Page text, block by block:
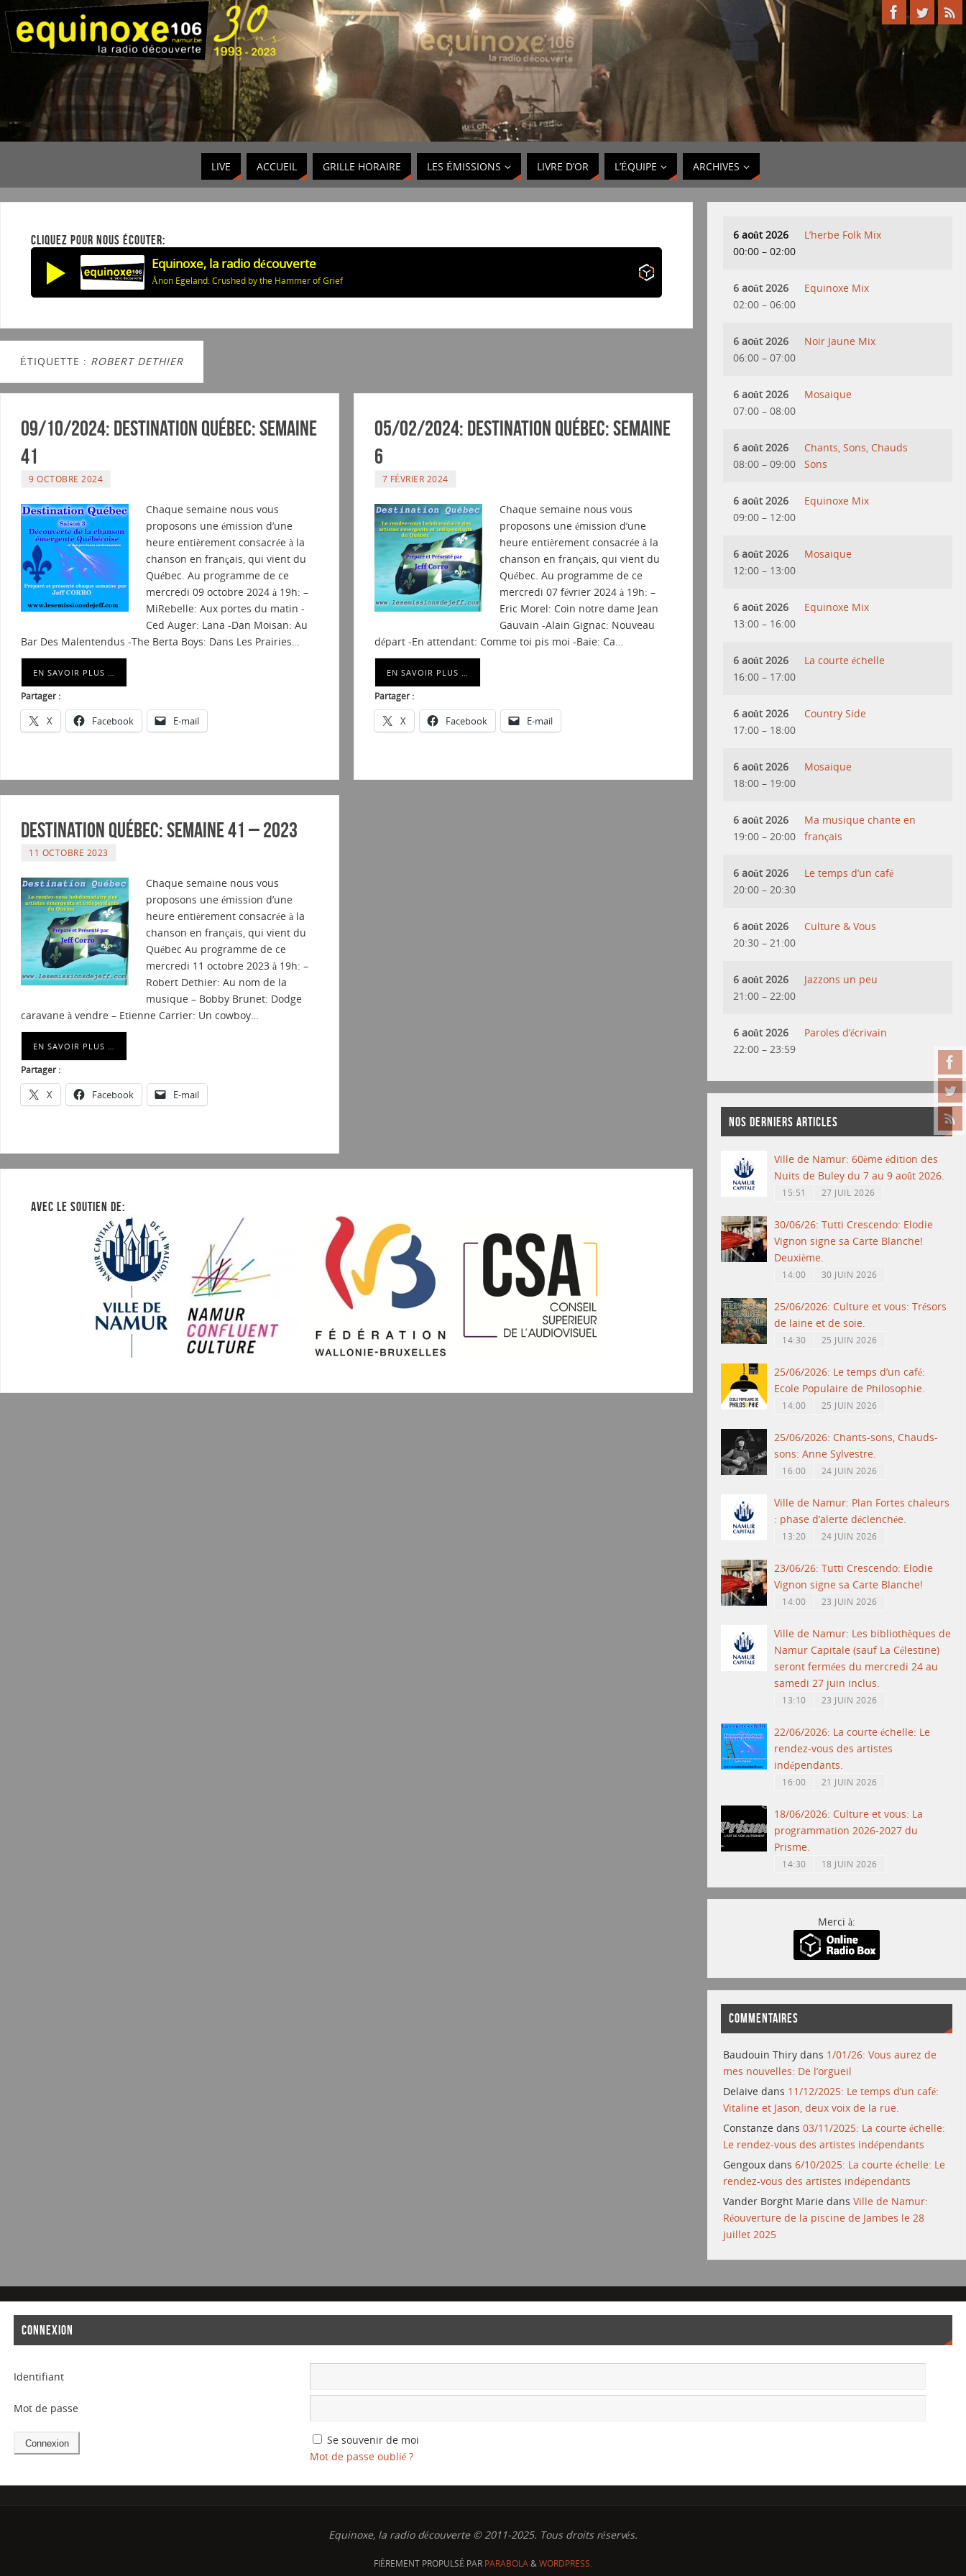
LIVE ACCUEIL GRILLE HORAIRE LES ÉMISSIONS LIVRE D’OR L’ÉQUIPE ARCHIVES
CLIQUEZ POUR NOUS ÉCOUTER:
Equinoxe, la radio découverte
Ånon Egeland: Crushed by the Hammer of Grief
ÉTIQUETTE : ROBERT DETHIER
09/10/2024: Destination Québec: semaine
41
9 OCTOBRE 2024
Chaque semaine nous vous
proposons une émission d’une
heure entièrement consacrée à la
chanson en français, qui vient du
Québec. Au programme de ce
mercredi 09 octobre 2024 à 19h: –
MiRebelle: Aux portes du matin -
Ced Auger: Lana -Dan Moisan: Au
Bar Des Malentendus -The Berta Boys: Dans Les Prairies…
EN SAVOIR PLUS …
Partager :
X Facebook E-mail
05/02/2024: Destination Québec: semaine
6
7 FÉVRIER 2024
Chaque semaine nous vous
proposons une émission d’une
heure entièrement consacrée à la
chanson en français, qui vient du
Québec. Au programme de ce
mercredi 07 février 2024 à 19h: –
Eric Morel: Coin notre dame Jean
Gauvain -Alain Gignac: Nouveau
départ -En attendant: Comme toi pis moi -Baie: Ca…
EN SAVOIR PLUS …
Partager :
X Facebook E-mail
Destination Québec: Semaine 41 – 2023
11 OCTOBRE 2023
Chaque semaine nous vous
proposons une émission d’une
heure entièrement consacrée à la
chanson en français, qui vient du
Québec Au programme de ce
mercredi 11 octobre 2023 à 19h: –
Robert Dethier: Au nom de la
musique – Bobby Brunet: Dodge
caravane à vendre – Etienne Carrier: Un cowboy…
EN SAVOIR PLUS …
Partager :
X Facebook E-mail
AVEC LE SOUTIEN DE:
6 août 2026
00:00 – 02:00
L’herbe Folk Mix
6 août 2026
02:00 – 06:00
Equinoxe Mix
6 août 2026
06:00 – 07:00
Noir Jaune Mix
6 août 2026
07:00 – 08:00
Mosaique
6 août 2026
08:00 – 09:00
Chants, Sons, Chauds
Sons
6 août 2026
09:00 – 12:00
Equinoxe Mix
6 août 2026
12:00 – 13:00
Mosaique
6 août 2026
13:00 – 16:00
Equinoxe Mix
6 août 2026
16:00 – 17:00
La courte échelle
6 août 2026
17:00 – 18:00
Country Side
6 août 2026
18:00 – 19:00
Mosaique
6 août 2026
19:00 – 20:00
Ma musique chante en
français
6 août 2026
20:00 – 20:30
Le temps d’un café
6 août 2026
20:30 – 21:00
Culture & Vous
6 août 2026
21:00 – 22:00
Jazzons un peu
6 août 2026
22:00 – 23:59
Paroles d’écrivain
NOS DERNIERS ARTICLES
Ville de Namur: 60ème édition des
Nuits de Buley du 7 au 9 août 2026.
15:51 27 JUIL 2026
30/06/26: Tutti Crescendo: Elodie
Vignon signe sa Carte Blanche!
Deuxième.
14:00 30 JUIN 2026
25/06/2026: Culture et vous: Trésors
de laine et de soie.
14:30 25 JUIN 2026
25/06/2026: Le temps d’un café:
Ecole Populaire de Philosophie.
14:00 25 JUIN 2026
25/06/2026: Chants-sons, Chauds-
sons: Anne Sylvestre.
16:00 24 JUIN 2026
Ville de Namur: Plan Fortes chaleurs
: phase d’alerte déclenchée.
13:20 24 JUIN 2026
23/06/26: Tutti Crescendo: Elodie
Vignon signe sa Carte Blanche!
14:00 23 JUIN 2026
Ville de Namur: Les bibliothèques de
Namur Capitale (sauf La Célestine)
seront fermées du mercredi 24 au
samedi 27 juin inclus.
13:10 23 JUIN 2026
22/06/2026: La courte échelle: Le
rendez-vous des artistes
indépendants.
16:00 21 JUIN 2026
18/06/2026: Culture et vous: La
programmation 2026-2027 du
Prisme.
14:30 18 JUIN 2026
Merci à:
COMMENTAIRES
Baudouin Thiry dans 1/01/26: Vous aurez de
mes nouvelles: De l’orgueil
Delaive dans 11/12/2025: Le temps d’un café:
Vitaline et Jason, deux voix de la rue.
Constanze dans03/11/2025: La courte échelle:
Le rendez-vous des artistes indépendants
Gengoux dans6/10/2025: La courte échelle: Le
rendez-vous des artistes indépendants
Vander Borght Marie dansVille de Namur:
Réouverture de la piscine de Jambes le 28
juillet 2025
CONNEXION
Identifiant
Mot de passe
Se souvenir de moi
Mot de passe oublié ?
Equinoxe, la radio découverte © 2011-2025. Tous droits réservés.
FIÈREMENT PROPULSÉ PAR PARABOLA&WORDPRESS.